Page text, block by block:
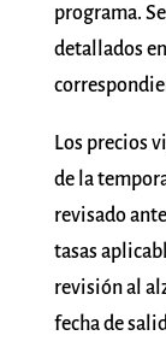
programa.
detallados
Los precios
de la
revisado
tasas
revisión al
fecha de